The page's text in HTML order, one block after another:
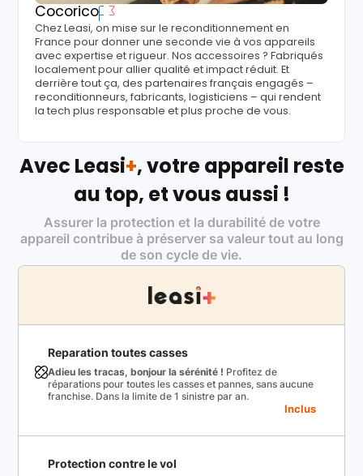
Cocorico
Chez Leasi, on mise sur le reconditionnement en
France pour donner une seconde vie à vos appareils
avec expertise et rigueur. Nos accessoires ? Fabriqués
localement pour allier qualité et impact réduit. Et
derrière tout ça, des partenaires français engagés –
reconditionneurs, fabricants, logisticiens – qui rendent
la tech plus responsable et plus proche de vous.
Avec Leasi+, votre appareil reste
au top, et vous aussi !
Assurer la protection et la durabilité de votre
appareil contribue à préserver sa valeur tout au long
de son cycle de vie.
Reparation toutes casses
Adieu les tracas, bonjour la sérénité ! Profitez de
réparations pour toutes les casses et pannes, sans aucune
franchise. Dans la limite de 1 sinistre par an.
Inclus
Protection contre le vol